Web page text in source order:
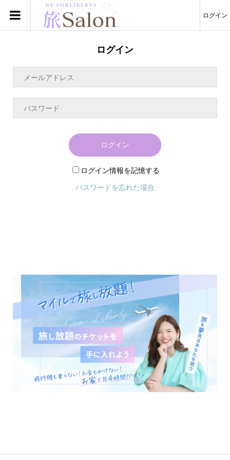
ログイン
ログイン
ログイン
ログイン情報を記憶する
パスワードを忘れた場合